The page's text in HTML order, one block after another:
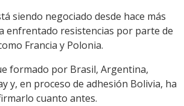
siendo negociado desde hace más
enfrentado resistencias por parte de
Francia y Polonia.
formado por Brasil, Argentina,
y, en proceso de adhesión Bolivia, ha
cuanto antes.